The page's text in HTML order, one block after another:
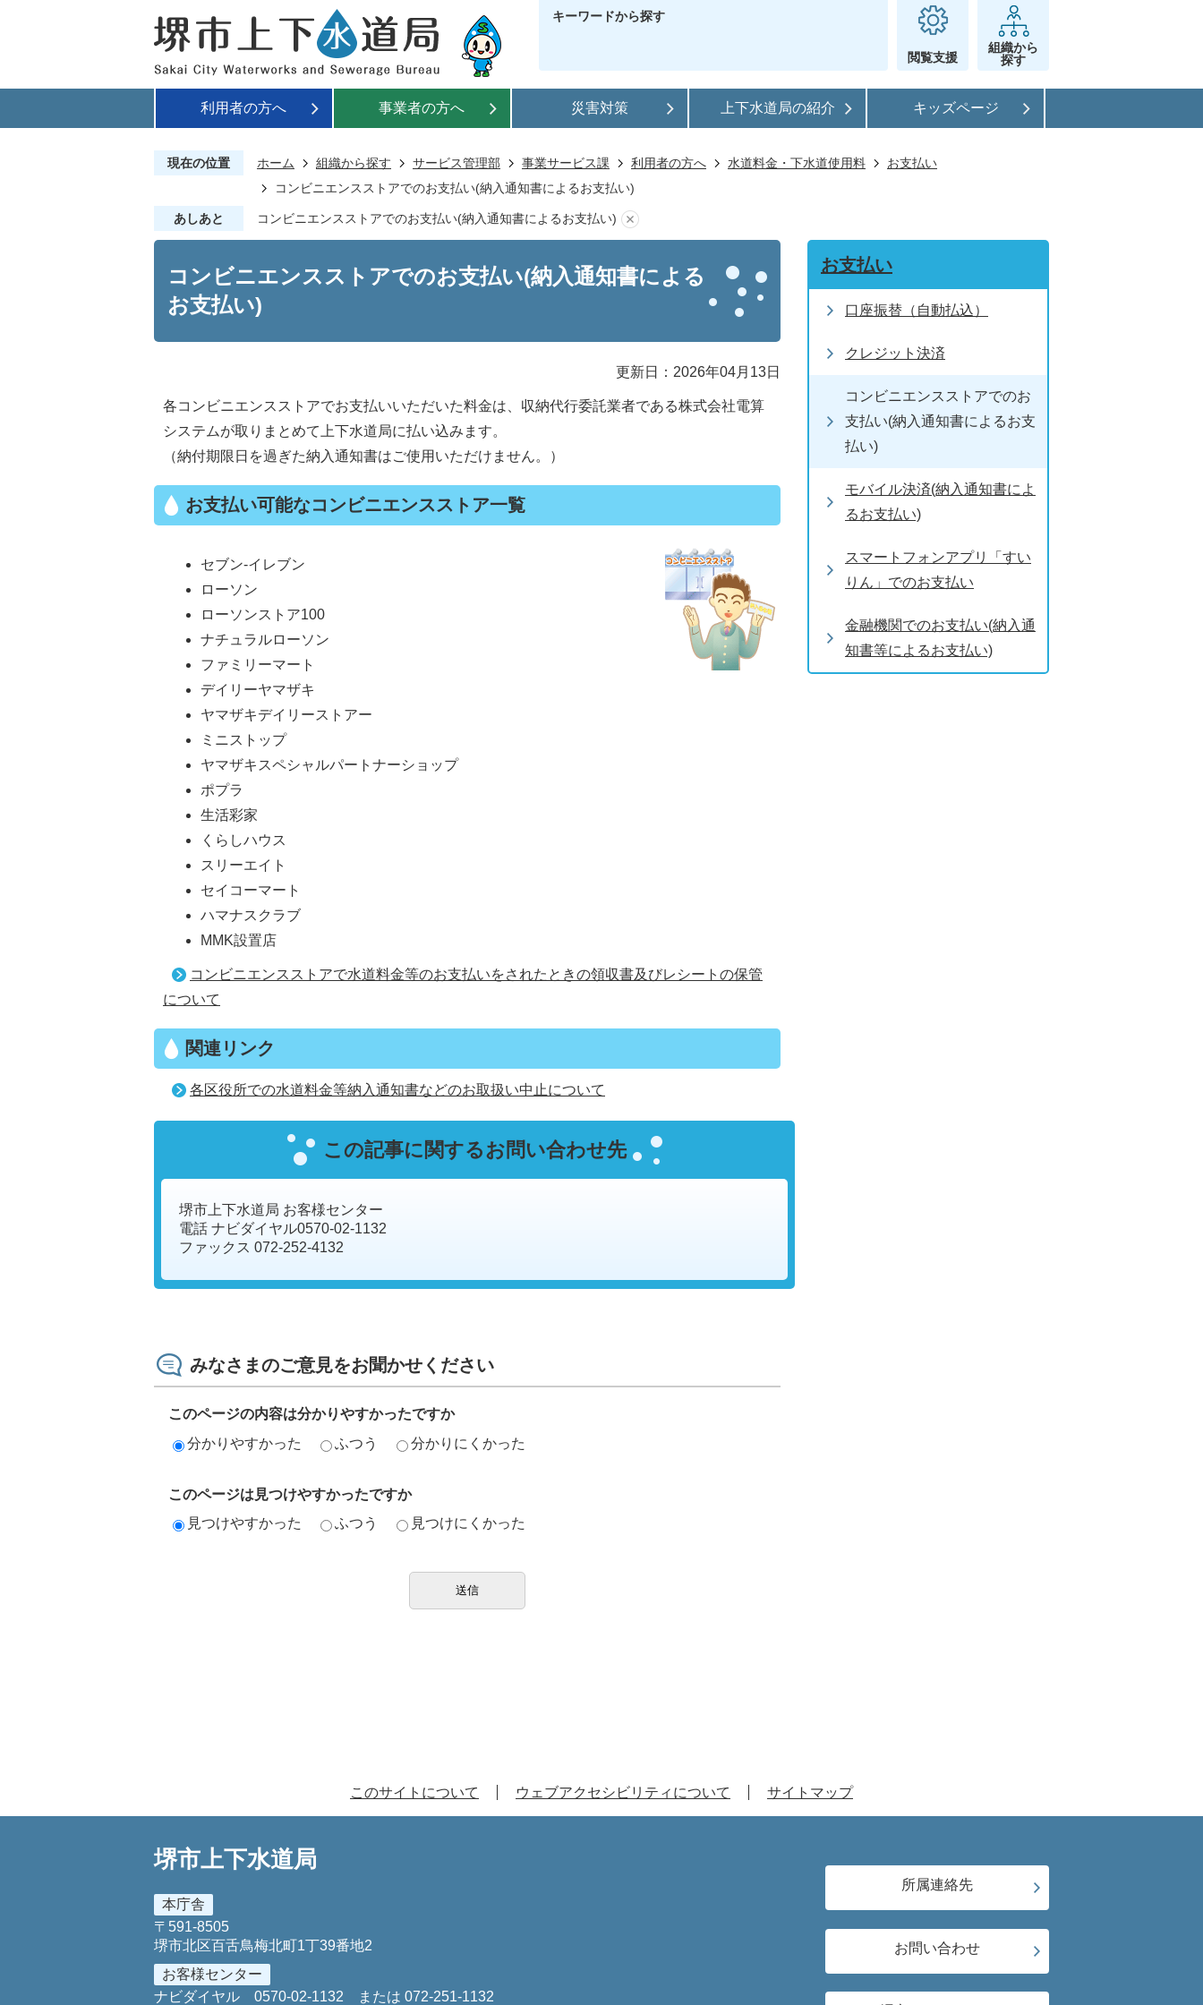
キーワードから探す
閲覧支援
組織から
探す
利用者の方へ 事業者の方へ 災害対策 上下水道局の紹介 キッズページ
現在の位置 ホーム 組織から探す サービス管理部 事業サービス課 利用者の方へ 水道料金・下水道使用料
お支払い
コンビニエンスストアでのお支払い(納入通知書によるお支払い)
あしあと コンビニエンスストアでのお支払い(納入通知書によるお支払い)
コンビニエンスストアでのお支払い(納入通知書による
お支払い)
更新日：2026年04月13日
各コンビニエンスストアでお支払いいただいた料金は、収納代行委託業者である株式会社電算
システムが取りまとめて上下水道局に払い込みます。
（納付期限日を過ぎた納入通知書はご使用いただけません。）
お支払い可能なコンビニエンスストア一覧
セブン‐イレブン
ローソン
ローソンストア100
ナチュラルローソン
ファミリーマート
デイリーヤマザキ
ヤマザキデイリーストアー
ミニストップ
ヤマザキスペシャルパートナーショップ
ポプラ
生活彩家
くらしハウス
スリーエイト
セイコーマート
ハマナスクラブ
MMK設置店
コンビニエンスストアで水道料金等のお支払いをされたときの領収書及びレシートの保管
について
関連リンク
各区役所での水道料金等納入通知書などのお取扱い中止について
この記事に関するお問い合わせ先
堺市上下水道局 お客様センター
電話 ナビダイヤル0570-02-1132
ファックス 072-252-4132
みなさまのご意見をお聞かせください
このページの内容は分かりやすかったですか
分かりやすかった
ふつう 分かりにくかった
このページは見つけやすかったですか
見つけやすかった
ふつう 見つけにくかった
お支払い
口座振替（自動払込）
クレジット決済
コンビニエンスストアでのお
支払い(納入通知書によるお支
払い)
モバイル決済(納入通知書によ
るお支払い)
スマートフォンアプリ「すい
りん」でのお支払い
金融機関でのお支払い(納入通
知書等によるお支払い)
このサイトについて ウェブアクセシビリティについて サイトマップ
堺市上下水道局
本庁舎
〒591-8505
堺市北区百舌鳥梅北町1丁39番地2
お客様センター
ナビダイヤル 0570-02-1132 または 072-251-1132
所属連絡先
お問い合わせ